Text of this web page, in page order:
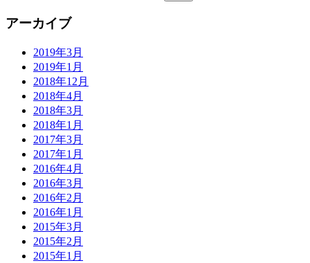
アーカイブ
2019年3月
2019年1月
2018年12月
2018年4月
2018年3月
2018年1月
2017年3月
2017年1月
2016年4月
2016年3月
2016年2月
2016年1月
2015年3月
2015年2月
2015年1月